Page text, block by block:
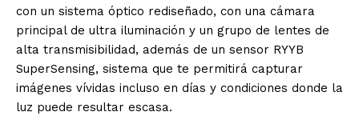
con un sistema óptico rediseñado, con una cámara
principal de ultra iluminación y un grupo de lentes de
alta transmisibilidad, además de un sensor RYYB
SuperSensing, sistema que te permitirá capturar
imágenes vívidas incluso en días y condiciones donde la
luz puede resultar escasa.